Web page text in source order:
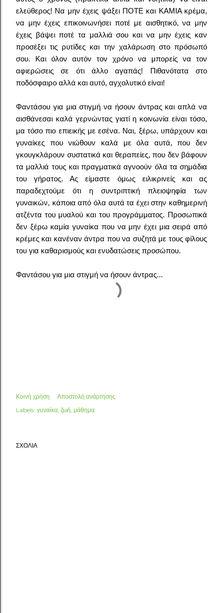
ελεύθερος! Να μην έχεις ψάξει ΠΟΤΕ και ΚΑΜΙΑ κρέμα,
να μην έχεις επικοινωνήσει ποτέ με αισθητικό, να μην
έχεις βάψει ποτέ τα μαλλιά σου και να μην έχεις καν
προσέξει τις ρυτίδες και την χαλάρωση στο πρόσωπό
σου. Και όλον αυτόν τον χρόνο να μπορείς να τον
αφιερώσεις σε ότι άλλο αγαπάς! Πιθανότατα στο
ποδόσφαιρο αλλά και αυτό, αγχολυτικό είναι!
Φαντάσου για μια στιγμή να ήσουν άντρας και απλά να
αισθάνεσαι καλά γερνώντας γιατί η κοινωνία είναι τόσο,
μα τόσο πιο επιεικής με εσένα. Ναι, ξέρω, υπάρχουν και
γυναίκες που νιώθουν καλά με όλα αυτά, που δεν
γκουγκλάρουν συστατικά και θεραπείες, που δεν βάφουν
τα μαλλιά τους και πραγματικά αγνοούν όλα τα σημάδια
του γήρατος. Ας είμαστε όμως ειλικρινείς και ας
παραδεχτούμε ότι η συντριπτική πλειοψηφία των
γυναικών, κάποια από όλα αυτά τα έχει στην καθημερινή
ατζέντα του μυαλού και του προγράμματος. Προσωπικά
δεν ξέρω καμία γυναίκα που να μην έχει μια σειρά από
κρέμες και κανέναν άντρα που να συζητά με τους φίλους
του για καθαρισμούς και ενυδατώσεις προσώπου.
Φαντάσου για μια στιγμή να ήσουν άντρας...
Κοινή χρήση
Αποστολή ανάρτησης
Labels: γυναίκα ζωή μάθημα
ΣΧΌΛΙΑ